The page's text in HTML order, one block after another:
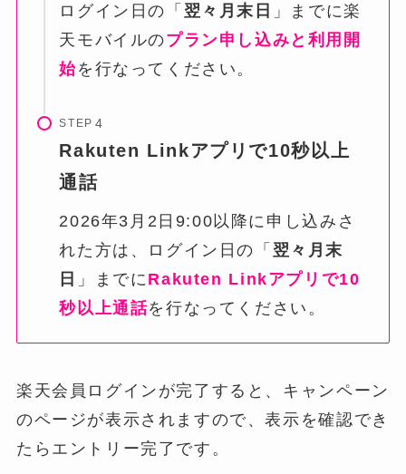
ログイン日の「 翌々月末日 」までに楽
天モバイルのプラン申し込みと利用開
始を行なってください。
STEP
Rakuten Linkアプリで10秒以上
通話
2026年3月2日9:00以降に申し込みさ
れた方は、ログイン日の「 翌々月末
日 」までに Rakuten Linkアプリで10
秒以上通話を行なってください。
楽天会員ログインが完了すると、キャンペーン
のページが表示されますので、表示を確認でき
たらエントリー完了です。